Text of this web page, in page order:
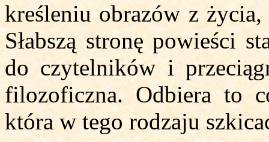
kreśleniu obrazów z
Słabszą stronę powieści
do czytelników i
filozoficzna. Odbiera to
która w tego rodzaju